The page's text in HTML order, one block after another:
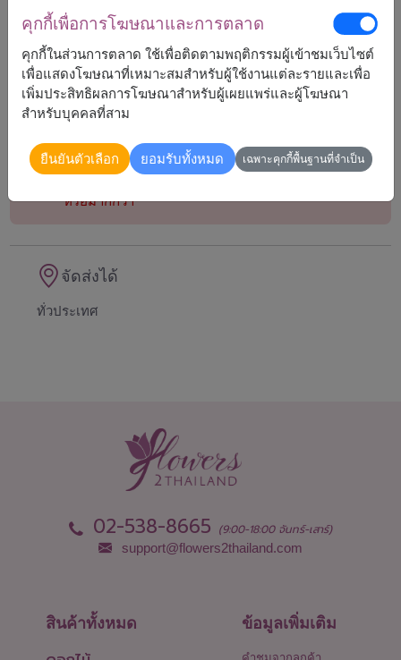
ราคาตามพื้นที่จัดส่ง
เริ่มต้นที่ ฿2,290
หมายเหตุ:
ตระกร้า/แพ็กเกจ อาจจะแตกต่างจากรูปบ้าง
ถ้าสินค้าบางชนิดไม่สามารถหามาได้ในฤดูกาลนั้นๆ
หรือมากกว่า
จัดส่งได้
ทั่วประเทศ
02-538-8665 (9:00-18:00 จันทร์-เสาร์)
support@flowers2thailand.com
สินค้าทั้งหมด ข้อมูลเพิ่มเติม
คุกกี้เพื่อการโฆษณาและการตลาด
คุกกี้ในส่วนการตลาด ใช้เพื่อติดตามพฤติกรรมผู้เข้าชมเว็บไซต์
เพื่อแสดงโฆษณาที่เหมาะสมสำหรับผู้ใช้งานแต่ละรายและเพื่อ
เพิ่มประสิทธิผลการโฆษณาสำหรับผู้เผยแพร่และผู้โฆษณา
สำหรับบุคคลที่สาม
ยืนยันตัวเลือก ยอมรับทั้งหมด เฉพาะคุกกี้พื้นฐานที่จำเป็น